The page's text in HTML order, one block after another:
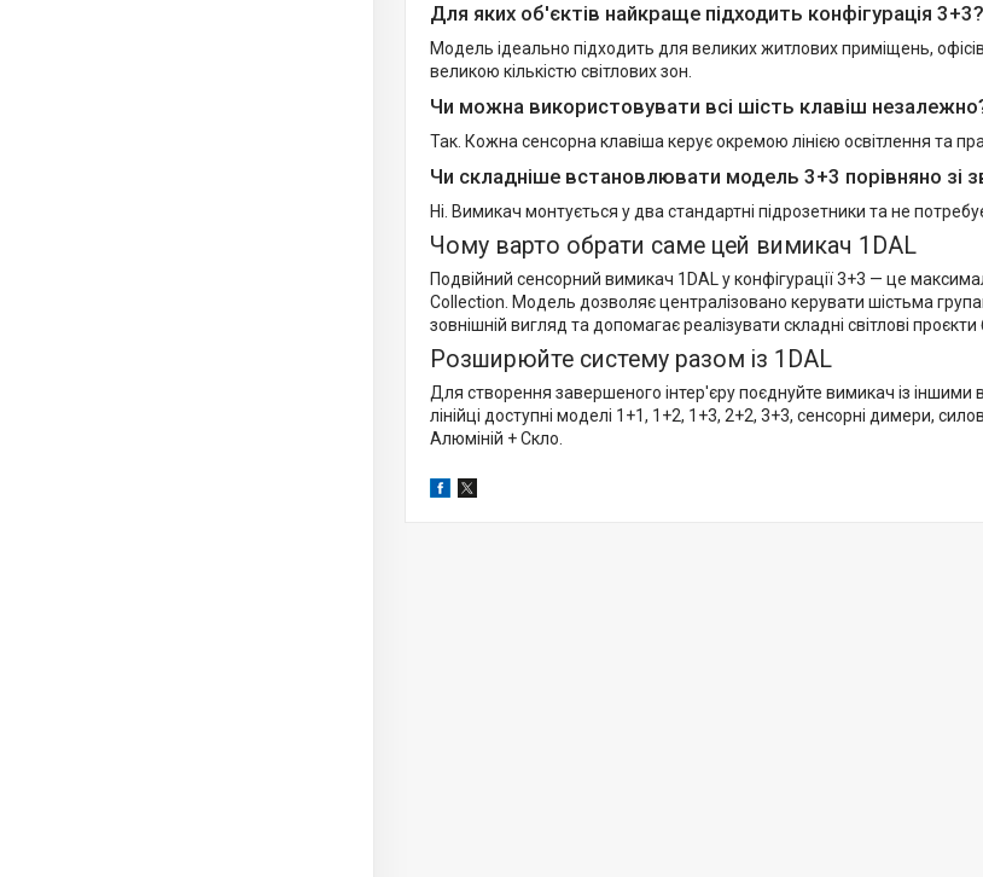
Для яких об'єктів найкраще підходить конфігурація 3+3?
Модель ідеально підходить для великих житлових приміщень, офісів,
великою кількістю світлових зон.
Чи можна використовувати всі шість клавіш
Так. Кожна сенсорна клавіша керує окремою лінією освітлення та
Чи складніше встановлювати модель 3+3 порівняно зі
Ні. Вимикач монтується у два стандартні підрозетники та не
Чому варто обрати саме цей вимикач 1DAL
Подвійний сенсорний вимикач 1DAL у конфігурації 3+3 — це
Collection. Модель дозволяє централізовано керувати шістьма
зовнішній вигляд та допомагає реалізувати складні світлові
Розширюйте систему разом із 1DAL
Для створення завершеного інтер'єру поєднуйте вимикач із іншими
лінійці доступні моделі 1+1, 1+2, 1+3, 2+2, 3+3, сенсорні димери,
Алюміній + Скло.